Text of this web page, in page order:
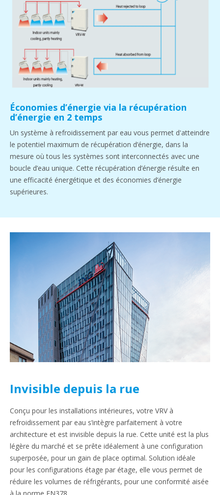
Économies d’énergie via la récupération
d’énergie en 2 temps
Un système à refroidissement par eau vous permet d'atteindre
le potentiel maximum de récupération d’énergie, dans la
mesure où tous les systèmes sont interconnectés avec une
boucle d’eau unique. Cette récupération d’énergie résulte en
une efficacité énergétique et des économies d’énergie
supérieures.
Invisible depuis la rue
Conçu pour les installations intérieures, votre VRV à
refroidissement par eau s’intègre parfaitement à votre
architecture et est invisible depuis la rue. Cette unité est la plus
légère du marché et se prête idéalement à une configuration
superposée, pour un gain de place optimal. Solution idéale
pour les configurations étage par étage, elle vous permet de
réduire les volumes de réfrigérants, pour une conformité aisée